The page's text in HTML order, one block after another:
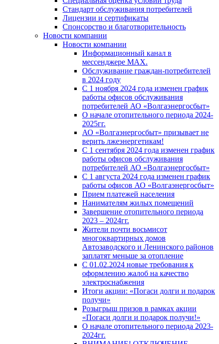
Стандарт обслуживания потребителей
Лицензии и сертификаты
Спонсорство и благотворительность
Новости компании
Новости компании
Информационный канал в
мессенджере MAX.
Обслуживание граждан-потребителей
в 2024 году
С 1 ноября 2024 года изменен график
работы офисов обслуживания
потребителей АО «Волгаэнергосбыт»
О начале отопительного периода 2024-
2025гг.
АО «Волгаэнергосбыт» призывает не
верить лжеэнергетикам!
С 1 сентября 2024 года изменен график
работы офисов обслуживания
потребителей АО «Волгаэнергосбыт»
С 1 августа 2024 года изменен график
работы офисов АО «Волгаэнергосбыт»
Прием платежей населения
Нанимателям жилых помещений
Завершение отопительного периода
2023 – 2024гг.
Жители почти восьмисот
многоквартирных домов
Автозаводского и Ленинского районов
заплатят меньше за отопление
С 01.02.2024 новые требования к
оформлению жалоб на качество
электроснабжения
Итоги акции: «Погаси долги и подарок
получи»
Розыгрыш призов в рамках акции
«Погаси долги и подарок получи!»
О начале отопительного периода 2023-
2024гг.